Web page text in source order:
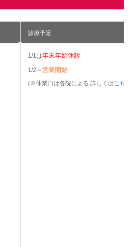
診療予定
1/1は年末年始休診
1/2～営業開始
(※休業日は各院による 詳しくはこちら